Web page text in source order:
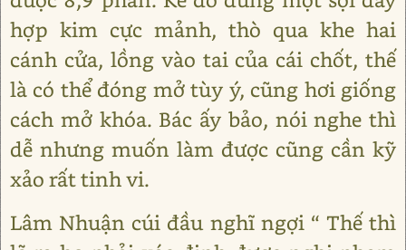
hợp kim cực mảnh, thò qua khe hai
cánh cửa, lồng vào tai của cái chốt, thế
là có thể đóng mở tùy ý, cũng hơi giống
cách mở khóa. Bác ấy bảo, nói nghe thì
dễ nhưng muốn làm được cũng cần kỹ
xảo rất tinh vi.
Lâm Nhuận cúi đầu nghĩ ngợi “ Thế thì